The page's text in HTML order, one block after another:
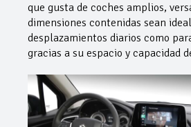
que gusta de coches amplios,
dimensiones contenidas sean
desplazamientos diarios como
gracias a su espacio y capacidad